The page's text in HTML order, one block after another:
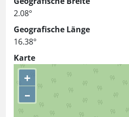
2.08°
Geografische Länge
16.38°
Karte
+
–